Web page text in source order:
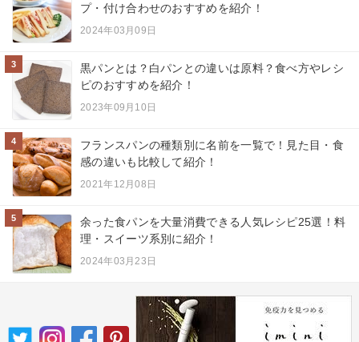
プ・付け合わせのおすすめを紹介！
2024年03月09日
3
黒パンとは？白パンとの違いは原料？食べ方やレシ
ピのおすすめを紹介！
2023年09月10日
4
フランスパンの種類別に名前を一覧で！見た目・食
感の違いも比較して紹介！
2021年12月08日
5
余った食パンを大量消費できる人気レシピ25選！料
理・スイーツ系別に紹介！
2024年03月23日